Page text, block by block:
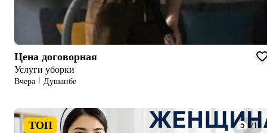
Цена договорная
Услуги уборки
Вчера Душанбе
ТОП 1/1